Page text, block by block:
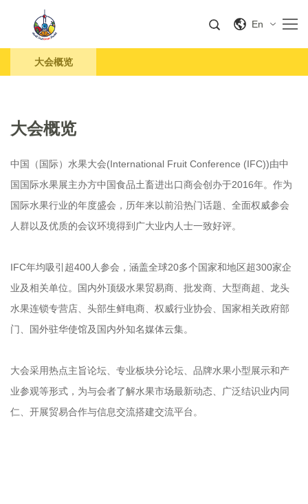
En
大会概览
大会概览
中国（国际）水果大会(International Fruit Conference (IFC))由中
国国际水果展主办方中国食品土畜进出口商会创办于2016年。作为
国际水果行业的年度盛会，历年来以前沿热门话题、全面权威参会
人群以及优质的会议环境得到广大业内人士一致好评。
IFC年均吸引超400人参会，涵盖全球20多个国家和地区超300家企
业及相关单位。国内外顶级水果贸易商、批发商、大型商超、龙头
水果连锁专营店、头部生鲜电商、权威行业协会、国家相关政府部
门、国外驻华使馆及国内外知名媒体云集。
大会采用热点主旨论坛、专业板块分论坛、品牌水果小型展示和产
业参观等形式，为与会者了解水果市场最新动态、广泛结识业内同
仁、开展贸易合作与信息交流搭建交流平台。